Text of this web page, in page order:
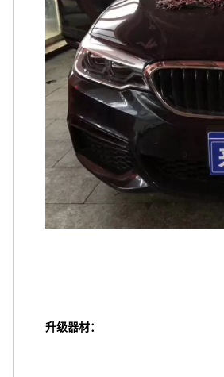
升级器材：